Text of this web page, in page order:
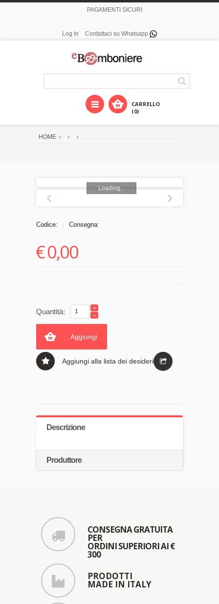
PAGAMENTI SICURI
Log In Contattaci su Whatsapp
CARRELLO
(0)
HOME
Loading...
Codice: Consegna:
€0,00
Quantità:
Aggiungi
Aggiungi alla lista dei desideri
Descrizione
Produttore
CONSEGNA GRATUITA
PER
ORDINI SUPERIORI AI €
300
PRODOTTI
MADE IN ITALY